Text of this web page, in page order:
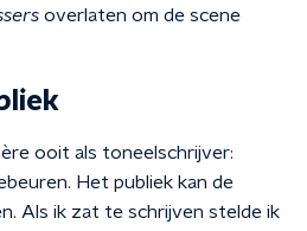
overlaten om de scene
ooit als toneelschrijver:
Het publiek kan de
Als ik zat te schrijven stelde ik